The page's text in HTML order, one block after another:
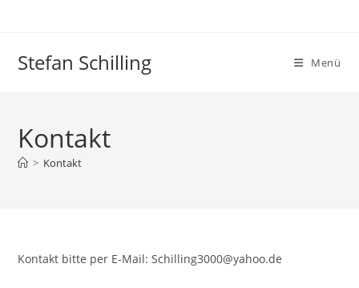
Stefan Schilling Menü
Kontakt
> Kontakt
Kontakt bitte per E-Mail: Schilling3000@yahoo.de